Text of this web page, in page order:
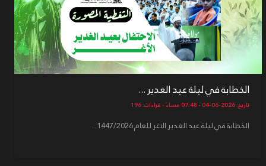
الخطابة في ليلة عيد الغدير ...
تاريخ: 2026-06-04 - 07:48 مساءً - قراءات: 196
الخطابة في ليلة عيد الغدير الاغر للعام 1447/2026...